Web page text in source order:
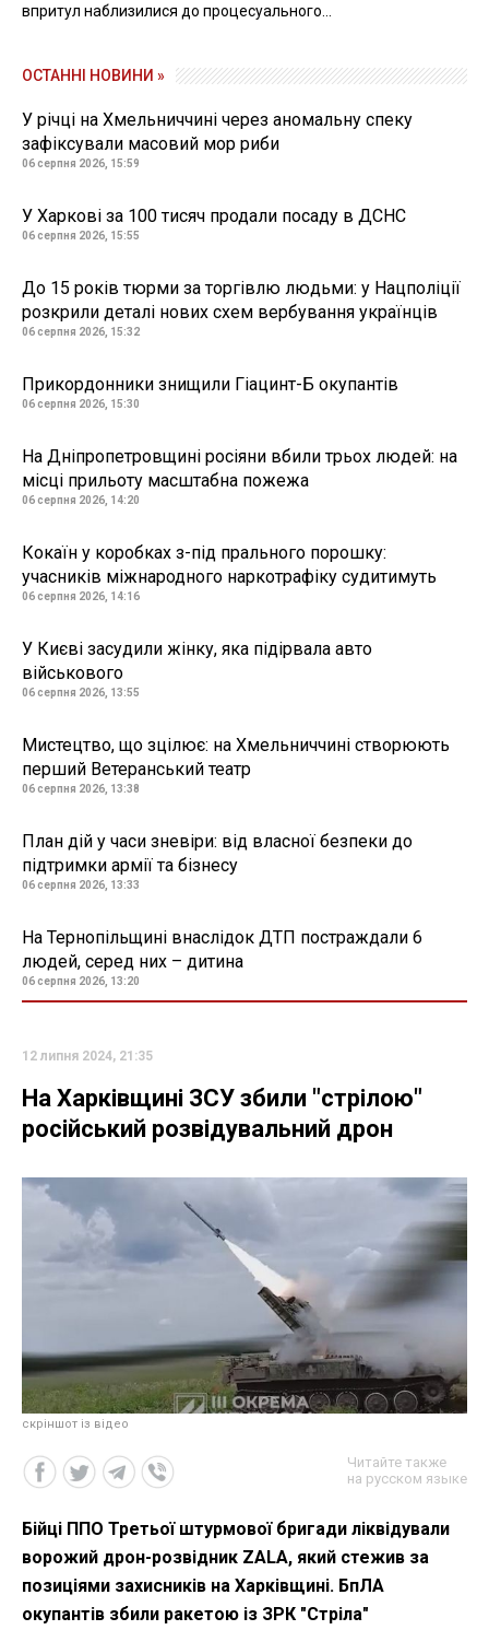
впритул наблизилися до процесуального...
ОСТАННІ НОВИНИ »
У річці на Хмельниччині через аномальну спеку
зафіксували масовий мор риби
06 серпня 2026, 15:59
У Харкові за 100 тисяч продали посаду в ДСНС
06 серпня 2026, 15:55
До 15 років тюрми за торгівлю людьми: у Нацполіції
розкрили деталі нових схем вербування українців
06 серпня 2026, 15:32
Прикордонники знищили Гіацинт-Б окупантів
06 серпня 2026, 15:30
На Дніпропетровщині росіяни вбили трьох людей: на
місці прильоту масштабна пожежа
06 серпня 2026, 14:20
Кокаїн у коробках з-під прального порошку:
учасників міжнародного наркотрафіку судитимуть
06 серпня 2026, 14:16
У Києві засудили жінку, яка підірвала авто
військового
06 серпня 2026, 13:55
Мистецтво, що зцілює: на Хмельниччині створюють
перший Ветеранський театр
06 серпня 2026, 13:38
План дій у часи зневіри: від власної безпеки до
підтримки армії та бізнесу
06 серпня 2026, 13:33
На Тернопільщині внаслідок ДТП постраждали 6
людей, серед них – дитина
06 серпня 2026, 13:20
12 липня 2024, 21:35
На Харківщині ЗСУ збили "стрілою"
російський розвідувальний дрон
скріншот із відео
Читайте также
на русском языке
Бійці ППО Третьої штурмової бригади ліквідували
ворожий дрон-розвідник ZALA, який стежив за
позиціями захисників на Харківщині. БпЛА
окупантів збили ракетою із ЗРК "Стріла"